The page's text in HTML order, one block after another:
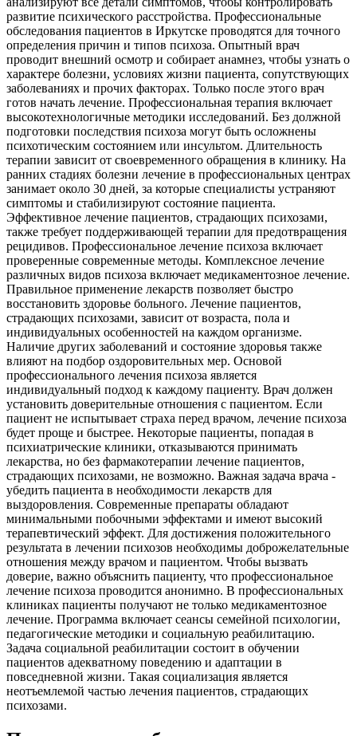
развитие психического расстройства. Профессиональные
обследования пациентов в Иркутске проводятся для точного
определения причин и типов психоза. Опытный врач
проводит внешний осмотр и собирает анамнез, чтобы узнать о
характере болезни, условиях жизни пациента, сопутствующих
заболеваниях и прочих факторах. Только после этого врач
готов начать лечение. Профессиональная терапия включает
высокотехнологичные методики исследований. Без должной
подготовки последствия психоза могут быть осложнены
психотическим состоянием или инсультом. Длительность
терапии зависит от своевременного обращения в клинику. На
ранних стадиях болезни лечение в профессиональных центрах
занимает около 30 дней, за которые специалисты устраняют
симптомы и стабилизируют состояние пациента.
Эффективное лечение пациентов, страдающих психозами,
также требует поддерживающей терапии для предотвращения
рецидивов. Профессиональное лечение психоза включает
проверенные современные методы. Комплексное лечение
различных видов психоза включает медикаментозное лечение.
Правильное применение лекарств позволяет быстро
восстановить здоровье больного. Лечение пациентов,
страдающих психозами, зависит от возраста, пола и
индивидуальных особенностей на каждом организме.
Наличие других заболеваний и состояние здоровья также
влияют на подбор оздоровительных мер. Основой
профессионального лечения психоза является
индивидуальный подход к каждому пациенту. Врач должен
установить доверительные отношения с пациентом. Если
пациент не испытывает страха перед врачом, лечение психоза
будет проще и быстрее. Некоторые пациенты, попадая в
психиатрические клиники, отказываются принимать
лекарства, но без фармакотерапии лечение пациентов,
страдающих психозами, не возможно. Важная задача врача -
убедить пациента в необходимости лекарств для
выздоровления. Современные препараты обладают
минимальными побочными эффектами и имеют высокий
терапевтический эффект. Для достижения положительного
результата в лечении психозов необходимы доброжелательные
отношения между врачом и пациентом. Чтобы вызвать
доверие, важно объяснить пациенту, что профессиональное
лечение психоза проводится анонимно. В профессиональных
клиниках пациенты получают не только медикаментозное
лечение. Программа включает сеансы семейной психологии,
педагогические методики и социальную реабилитацию.
Задача социальной реабилитации состоит в обучении
пациентов адекватному поведению и адаптации в
повседневной жизни. Такая социализация является
неотъемлемой частью лечения пациентов, страдающих
психозами.